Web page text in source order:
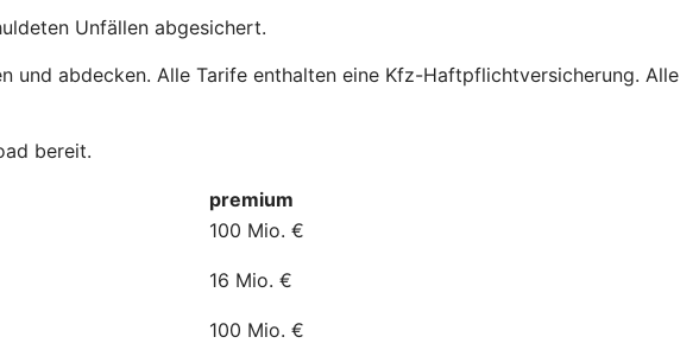
Unfällen abgesichert.
und abdecken. Alle Tarife enthalten eine Kfz-Haftpflichtversicherung. Alle
bereit.
premium
100 Mio. €
16 Mio. €
100 Mio. €